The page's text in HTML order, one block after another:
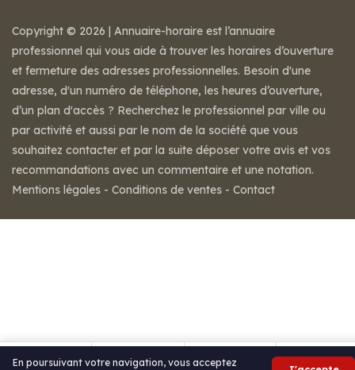
En poursuivant votre navigation, vous acceptez
Copyright © 2026 | Annuaire-horaire est l’annuaire
professionnel qui vous aide à trouver les horaires d’ouverture
et fermeture des adresses professionnelles. Besoin d'une
adresse, d'un numéro de téléphone, les heures d’ouverture,
d’un plan d'accès ? Recherchez le professionnel par ville ou
par activité et aussi par le nom de la société que vous
souhaitez contacter et par la suite déposer votre avis et vos
recommandations avec un commentaire et une notation.
Mentions légales - Conditions de ventes - Contact